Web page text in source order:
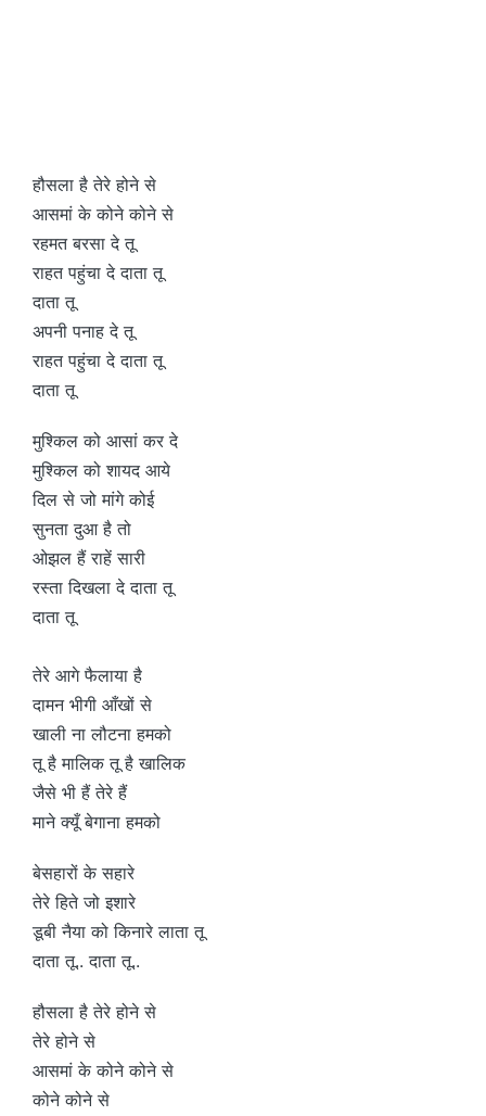
हौसला है तेरे होने से
आसमां के कोने कोने से
रहमत बरसा दे तू
राहत पहुंचा दे दाता तू
दाता तू
अपनी पनाह दे तू
राहत पहुंचा दे दाता तू
दाता तू
मुश्किल को आसां कर दे
मुश्किल को शायद आये
दिल से जो मांगे कोई
सुनता दुआ है तो
ओझल हैं राहें सारी
रस्ता दिखला दे दाता तू
दाता तू
तेरे आगे फैलाया है
दामन भीगी आँखों से
खाली ना लौटना हमको
तू है मालिक तू है खालिक
जैसे भी हैं तेरे हैं
माने क्यूँ बेगाना हमको
बेसहारों के सहारे
तेरे हिते जो इशारे
डूबी नैया को किनारे लाता तू
दाता तू.. दाता तू..
हौसला है तेरे होने से
तेरे होने से
आसमां के कोने कोने से
कोने कोने से